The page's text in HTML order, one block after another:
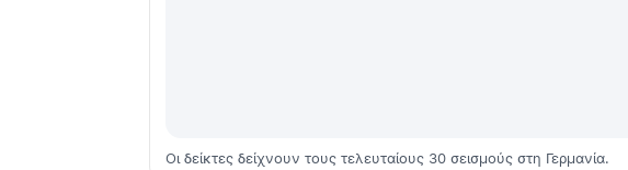
Οι δείκτες δείχνουν τους τελευταίους 30 σεισμούς στη Γερμανία.